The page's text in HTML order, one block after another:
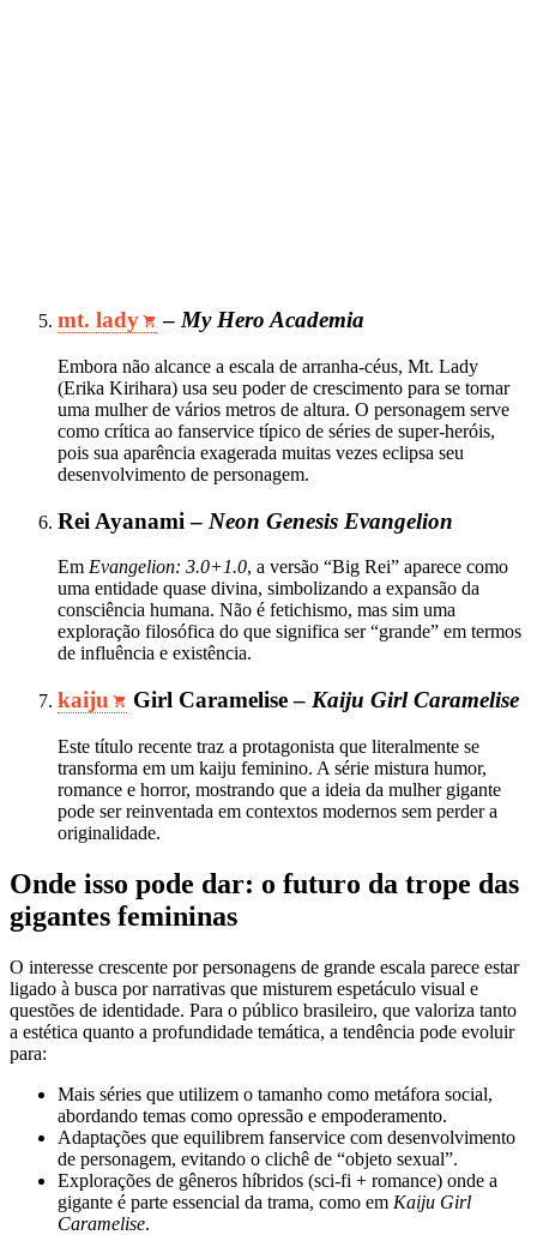
mt. lady – My Hero Academia
Embora não alcance a escala de arranha‑céus, Mt. Lady
(Erika Kirihara) usa seu poder de crescimento para se tornar
uma mulher de vários metros de altura. O personagem serve
como crítica ao fanservice típico de séries de super‑heróis,
pois sua aparência exagerada muitas vezes eclipsa seu
desenvolvimento de personagem.
Rei Ayanami – Neon Genesis Evangelion
Em Evangelion: 3.0+1.0, a versão “Big Rei” aparece como
uma entidade quase divina, simbolizando a expansão da
consciência humana. Não é fetichismo, mas sim uma
exploração filosófica do que significa ser “grande” em termos
de influência e existência.
kaiju Girl Caramelise – Kaiju Girl Caramelise
Este título recente traz a protagonista que literalmente se
transforma em um kaiju feminino. A série mistura humor,
romance e horror, mostrando que a ideia da mulher gigante
pode ser reinventada em contextos modernos sem perder a
originalidade.
Onde isso pode dar: o futuro da trope das
gigantes femininas
O interesse crescente por personagens de grande escala parece estar
ligado à busca por narrativas que misturem espetáculo visual e
questões de identidade. Para o público brasileiro, que valoriza tanto
a estética quanto a profundidade temática, a tendência pode evoluir
para:
Mais séries que utilizem o tamanho como metáfora social,
abordando temas como opressão e empoderamento.
Adaptações que equilibrem fanservice com desenvolvimento
de personagem, evitando o clichê de “objeto sexual”.
Explorações de gêneros híbridos (sci‑fi + romance) onde a
gigante é parte essencial da trama, como em Kaiju Girl
Caramelise.